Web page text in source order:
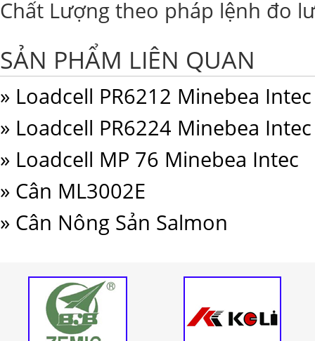
Chất Lượng theo pháp lệnh đo
SẢN PHẨM LIÊN QUAN
» Loadcell PR6212 Minebea Intec
» Loadcell PR6224 Minebea Intec
» Loadcell MP 76 Minebea Intec
» Cân ML3002E
» Cân Nông Sản Salmon